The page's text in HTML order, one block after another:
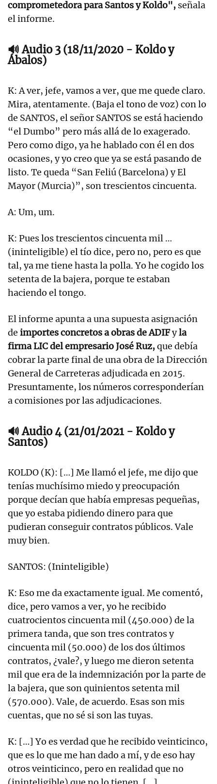
comprometedora para Santos y Koldo", señala
el informe.
🔊 Audio 3 (18/11/2020 - Koldo y
Ábalos)
K: A ver, jefe, vamos a ver, que me quede claro.
Mira, atentamente. (Baja el tono de voz) con lo
de SANTOS, el señor SANTOS se está haciendo
“el Dumbo” pero más allá de lo exagerado.
Pero como digo, ya he hablado con él en dos
ocasiones, y yo creo que ya se está pasando de
listo. Te queda “San Feliú (Barcelona) y El
Mayor (Murcia)”, son trescientos cincuenta.
A: Um, um.
K: Pues los trescientos cincuenta mil …
(ininteligible) el tío dice, pero no, pero es que
tal, ya me tiene hasta la polla. Yo he cogido los
setenta de la bajera, porque te estaban
haciendo el tongo.
El informe apunta a una supuesta asignación
de importes concretos a obras de ADIFyla
firma LIC del empresario José Ruz,que debía
cobrar la parte final de una obra de la Dirección
General de Carreteras adjudicada en 2015.
Presuntamente, los números corresponderían
a comisiones por las adjudicaciones.
🔊 Audio 4 (21/01/2021 - Koldo y
Santos)
KOLDO (K): […] Me llamó el jefe, me dijo que
tenías muchísimo miedo y preocupación
porque decían que había empresas pequeñas,
que yo estaba pidiendo dinero para que
pudieran conseguir contratos públicos. Vale
muy bien.
SANTOS: (Ininteligible)
K: Eso me da exactamente igual. Me comentó,
dice, pero vamos a ver, yo he recibido
cuatrocientos cincuenta mil (450.000) de la
primera tanda, que son tres contratos y
cincuenta mil (50.000) de los dos últimos
contratos, ¿vale?, y luego me dieron setenta
mil que era de la indemnización por la parte de
la bajera, que son quinientos setenta mil
(570.000). Vale, de acuerdo. Esas son mis
cuentas, que no sé si son las tuyas.
K: […] Yo es verdad que he recibido veinticinco,
que es lo que me han dado a mí, y de eso hay
otros veinticinco, pero en realidad que no